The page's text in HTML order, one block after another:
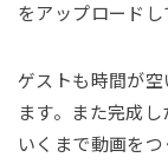
をアップロードし
ゲストも時間が
ます。また完成
いくまで動画を